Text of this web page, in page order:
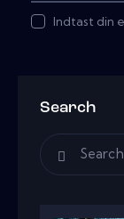
Indtast din
Search